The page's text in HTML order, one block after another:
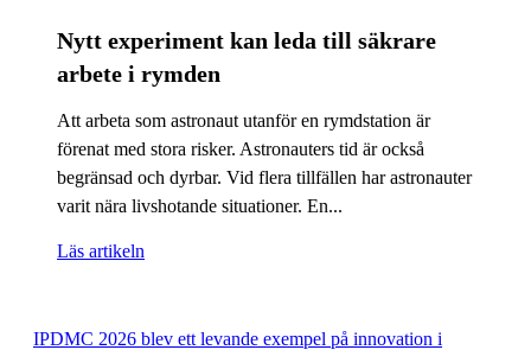
Nytt experiment kan leda till säkrare
arbete i rymden
Att arbeta som astronaut utanför en rymdstation är
förenat med stora risker. Astronauters tid är också
begränsad och dyrbar. Vid flera tillfällen har astronauter
varit nära livshotande situationer. En...
Läs artikeln
IPDMC 2026 blev ett levande exempel på innovation i